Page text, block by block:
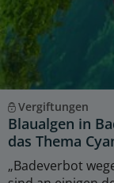
Vergiftungen
Blaualgen in
das Thema
„Badeverbot